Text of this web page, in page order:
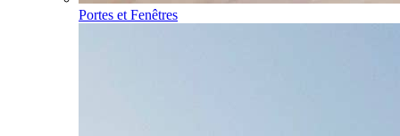
Portes et Fenêtres